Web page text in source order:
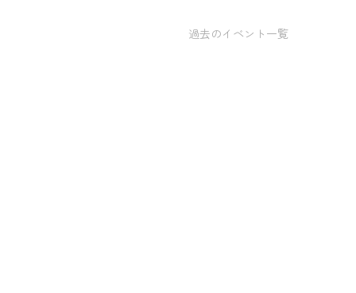
過去のイベント一覧